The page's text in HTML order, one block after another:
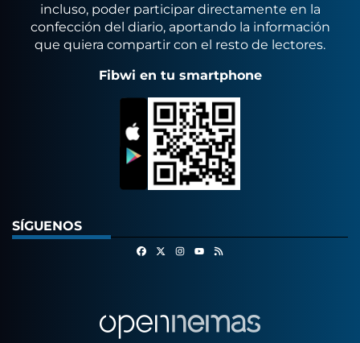
incluso, poder participar directamente en la
confección del diario, aportando la información
que quiera compartir con el resto de lectores.
Fibwi en tu smartphone
SÍGUENOS
FacebookInstagram